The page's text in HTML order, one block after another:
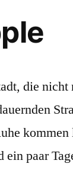
die
ein paar